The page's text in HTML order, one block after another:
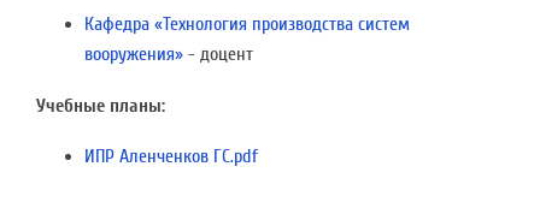
Кафедра «Технология производства систем
вооружения» - доцент
Учебные планы:
ИПР Аленченков ГС.pdf